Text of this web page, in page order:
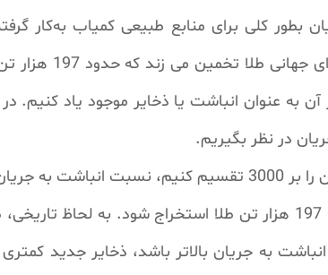
بطور کلی برای منابع طبیعی کمیاب به‌کار
متفاوت
در نظر بگیریم.
سال طول می‌کشد تا 197 هزار تن طلا استخراج شود. به
به جریان بالاتر باشد، ذخایر جدید